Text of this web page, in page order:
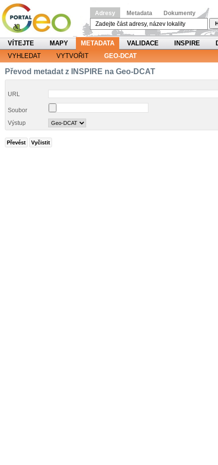
Adresy Metadata Dokumenty
VÍTEJTE MAPY METADATA VALIDACE INSPIRE
VYHLEDAT
VYTVOŘIT GEO-DCAT
Převod metadat z INSPIRE na Geo-DCAT
URL
Soubor
Výstup